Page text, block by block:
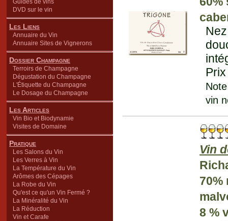
Guides de vins
DVD sur le vin
Les Liens
Annuaire du Vin
Annuaire Sites de Vignerons
Dossier Champagne
Terroirs de Champagne
Dégustation du Champagne
L'Étiquette du Champagne
Le Dosage du Champagne
Les Articles
Vin Bio et Biodynamie
Visites de Domaine
Pratique
Les Salons du Vin
Les Verres à Vin
La Température du Vin
Arômes des Cépages
La Robe du Vin
Qu'est ce qu'un Vin Fermé ?
La Minéralité du Vin
La Réduction
Vin et Carafe
vin
Vin
70%
8 %